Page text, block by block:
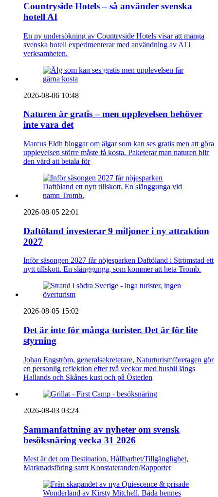
Countryside Hotels – så använder svenska
hotell AI
En ny undersökning av Countryside Hotels visar att många
svenska hotell experimenterar med användning av AI i
verksamheten.
2026-08-06 10:48
Naturen är gratis – men upplevelsen behöver
inte vara det
Marcus Eldh bloggar om älgar som kan ses gratis men att göra
upplevelsen större måste få kosta. Paketerar man naturen blir
den värd att betala för
2026-08-05 22:01
Daftöland investerar 9 miljoner i ny attraktion
2027
Inför säsongen 2027 får nöjesparken Daftöland i Strömstad ett
nytt tillskott. En slänggunga, som kommer att heta Tromb.
2026-08-05 15:02
Det är inte för många turister. Det är för lite
styrning
Johan Engström, generalsekreterare, Naturturismföretagen gör
en personlig reflektion efter två veckor med husbil längs
Hallands och Skånes kust och på Österlen
2026-08-03 03:24
Sammanfattning av nyheter om svensk
besöksnäring vecka 31 2026
Mest är det om Destination, Hållbarhet/Tillgänglighet,
Marknadsföring samt Konstateranden/Rapporter